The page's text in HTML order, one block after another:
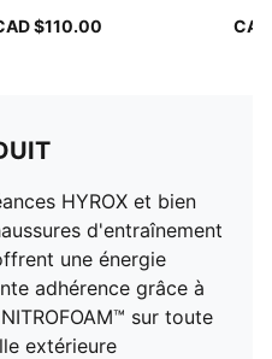
$110.00
HYROX et bien
d'entraînement
une énergie
adhérence grâce à
sur toute
extérieure